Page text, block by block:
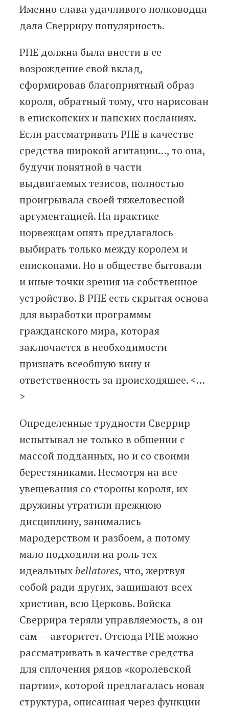
Именно слава удачливого полководца
дала Сверриру популярность.
РПЕ должна была внести в ее
возрождение свой вклад,
сформировав благоприятный образ
короля, обратный тому, что нарисован
в епископских и папских посланиях.
Если рассматривать РПЕ в качестве
средства широкой агитации…, то она,
будучи понятной в части
выдвигаемых тезисов, полностью
проигрывала своей тяжеловесной
аргументацией. На практике
норвежцам опять предлагалось
выбирать только между королем и
епископами. Но в обществе бытовали
и иные точки зрения на собственное
устройство. В РПЕ есть скрытая основа
для выработки программы
гражданского мира, которая
заключается в необходимости
признать всеобщую вину и
ответственность за происходящее. <…
>
Определенные трудности Сверрир
испытывал не только в общении с
массой подданных, но и со своими
берестяниками. Несмотря на все
увещевания со стороны короля, их
дружины утратили прежнюю
дисциплину, занимались
мародерством и разбоем, а потому
мало подходили на роль тех
идеальныхbellatores, что, жертвуя
собой ради других, защищают всех
христиан, всю Церковь. Войска
Сверрира теряли управляемость, а он
сам — авторитет. Отсюда РПЕ можно
рассматривать в качестве средства
для сплочения рядов «королевской
партии», которой предлагалась новая
структура, описанная через функции